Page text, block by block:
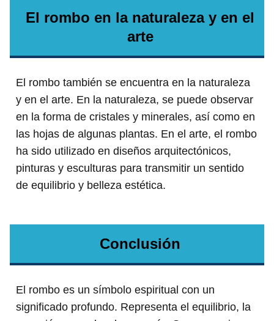
El rombo en la naturaleza y en el
arte
El rombo también se encuentra en la naturaleza
y en el arte. En la naturaleza, se puede observar
en la forma de cristales y minerales, así como en
las hojas de algunas plantas. En el arte, el rombo
ha sido utilizado en diseños arquitectónicos,
pinturas y esculturas para transmitir un sentido
de equilibrio y belleza estética.
Conclusión
El rombo es un símbolo espiritual con un
significado profundo. Representa el equilibrio, la